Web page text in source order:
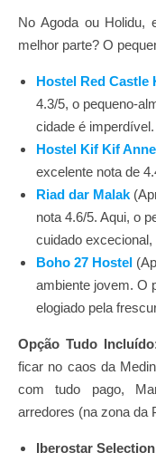
No Agoda ou Holidu,
melhor parte? O
Hostel Red Castle
4.3/5, o pequeno-
cidade é imperdível.
Hostel Kif Kif
excelente nota de
Riad dar Malak
nota 4.6/5. Aqui, o
cuidado
Boho 27 Hostel
ambiente jovem. O
elogiado pela
Opção Tudo Incluído
ficar no caos da
com tudo pago,
arredores (na zona da
Iberostar